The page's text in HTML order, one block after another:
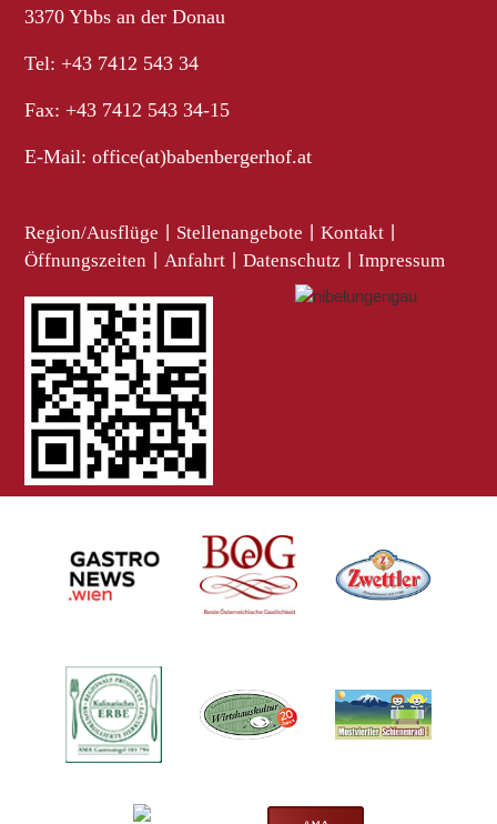
3370 Ybbs an der Donau
Tel: +43 7412 543 34
Fax: +43 7412 543 34-15
E-Mail:office(at)babenbergerhof.at
Region/Ausflüge Stellenangebote Kontakt
Öffnungszeiten Anfahrt Datenschutz Impressum